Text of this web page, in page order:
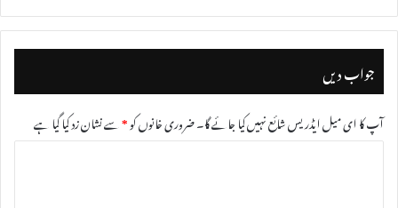
جواب دیں
آپ کا ای میل ایڈریس شائع نہیں کیا جائے گا۔ضروری خانوں کو*سے نشان زد کیا گیا ہے